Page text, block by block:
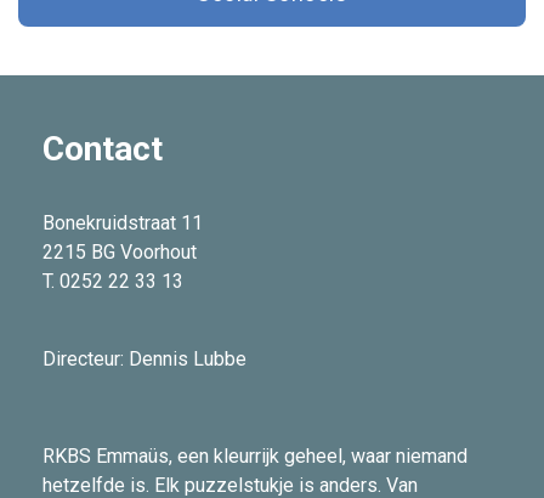
Contact
Bonekruidstraat 11
2215 BG Voorhout
T. 0252 22 33 13
Directeur: Dennis Lubbe
RKBS Emmaüs, een kleurrijk geheel, waar niemand
hetzelfde is. Elk puzzelstukje is anders. Van